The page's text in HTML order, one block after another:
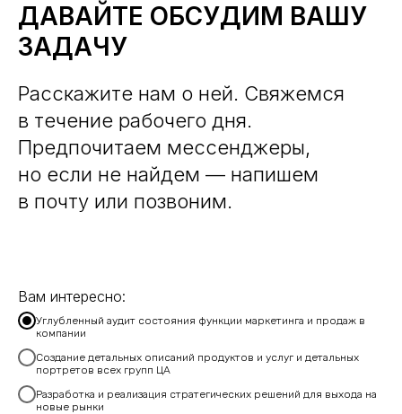
ДАВАЙТЕ ОБСУДИМ ВАШУ
ЗАДАЧУ
Расскажите нам о ней. Свяжемся
в течение рабочего дня.
Предпочитаем мессенджеры,
но если не найдем — напишем
в почту или позвоним.
Вам интересно:
Углубленный аудит состояния функции маркетинга и продаж в
компании
Создание детальных описаний продуктов и услуг и детальных
портретов всех групп ЦА
Разработка и реализация стратегических решений для выхода на
новые рынки